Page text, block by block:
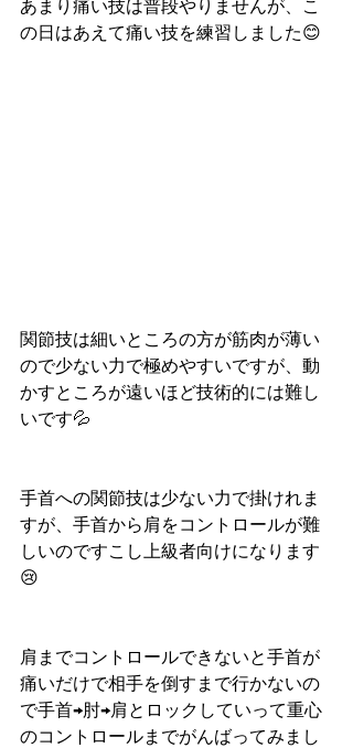
あまり痛い技は普段やりませんが、こ
の日はあえて痛い技を練習しました😊
関節技は細いところの方が筋肉が薄い
ので少ない力で極めやすいですが、動
かすところが遠いほど技術的には難し
いです💦
手首への関節技は少ない力で掛けれま
すが、手首から肩をコントロールが難
しいのですこし上級者向けになります
😢
肩までコントロールできないと手首が
痛いだけで相手を倒すまで行かないの
で手首→肘→肩とロックしていって重心
のコントロールまでがんばってみまし